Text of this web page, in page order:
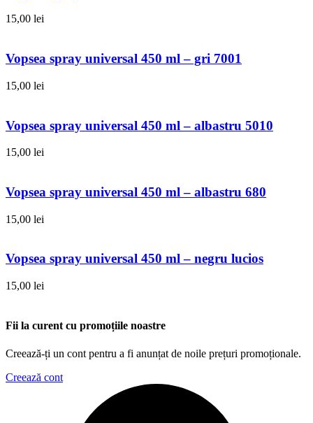
15,00 lei
Vopsea spray universal 450 ml – gri 7001
15,00 lei
Vopsea spray universal 450 ml – albastru 5010
15,00 lei
Vopsea spray universal 450 ml – albastru 680
15,00 lei
Vopsea spray universal 450 ml – negru lucios
15,00 lei
Fii la curent cu promoțiile noastre
Creează-ți un cont pentru a fi anunțat de noile prețuri promoționale.
Creează cont